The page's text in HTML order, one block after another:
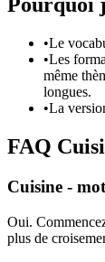
•Le
•Les
même
longues.
•La
FAQ
Cuisine -
Oui.
plus de